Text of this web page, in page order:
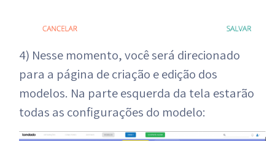
4) Nesse momento, você será direcionado
para a página de criação e edição dos
modelos. Na parte esquerda da tela estarão
todas as configurações do modelo: